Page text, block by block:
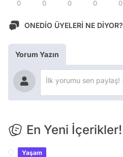
0 0 0 0 0
ONEDİO ÜYELERİ NE DİYOR?
Yorum Yazın
En Yeni İçerikler!
Yaşam